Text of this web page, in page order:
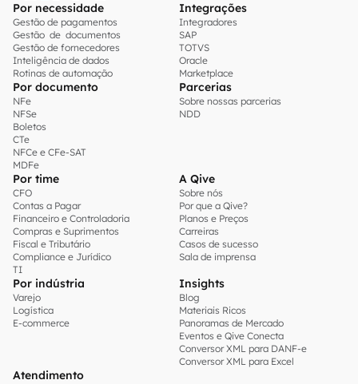
Por necessidade
Gestão de pagamentos
Gestão de documentos
Gestão de fornecedores
Inteligência de dados
Rotinas de automação
Integrações
Integradores
SAP
TOTVS
Oracle
Marketplace
Por documento
NFe
NFSe
Boletos
CTe
NFCe e CFe-SAT
MDFe
Parcerias
Sobre nossas parcerias
NDD
Por time
CFO
Contas a Pagar
Financeiro e Controladoria
Compras e Suprimentos
Fiscal e Tributário
Compliance e Jurídico
TI
A Qive
Sobre nós
Por que a Qive?
Planos e Preços
Carreiras
Casos de sucesso
Sala de imprensa
Por indústria
Varejo
Logística
E-commerce
Insights
Blog
Materiais Ricos
Panoramas de Mercado
Eventos e Qive Conecta
Conversor XML para DANF-e
Conversor XML para Excel
Atendimento